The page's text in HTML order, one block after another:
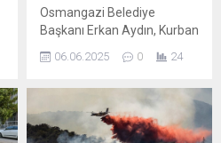
Osmangazi Belediye
Başkanı Erkan Aydın, Kurban
Bayramı öncesi mesai
arkadaşlarıyla bir araya
etti. Osmangazi Belediye
Başkanı Erkan Aydın, Kurban
Bayramı öncesi son mesai
06.06.2025 0 24